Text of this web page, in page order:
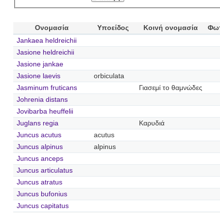
Ονομασία Υποείδος Κοινή ονομασία
Jankaea heldreichii
Jasione heldreichii
Jasione jankae
Jasione laevis
orbiculata
Jasminum fruticans
Γιασεμί το θαμνώδες
Johrenia distans
Jovibarba heuffelii
Juglans regia
Καρυδιά
Juncus acutus
acutus
Juncus alpinus
alpinus
Juncus anceps
Juncus articulatus
Juncus atratus
Juncus bufonius
Juncus capitatus